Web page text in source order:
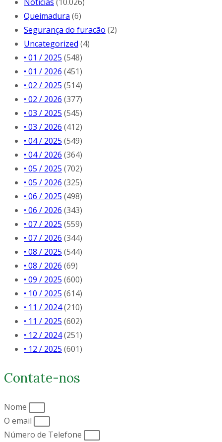
Queimadura (6)
Segurança do furacão (2)
Uncategorized (4)
• 01 / 2025 (548)
• 01 / 2026 (451)
• 02 / 2025 (514)
• 02 / 2026 (377)
• 03 / 2025 (545)
• 03 / 2026 (412)
• 04 / 2025 (549)
• 04 / 2026 (364)
• 05 / 2025 (702)
• 05 / 2026 (325)
• 06 / 2025 (498)
• 06 / 2026 (343)
• 07 / 2025 (559)
• 07 / 2026 (344)
• 08 / 2025 (544)
• 08 / 2026 (69)
• 09 / 2025 (600)
• 10 / 2025 (614)
• 11 / 2024(210)
• 11 / 2025 (602)
• 12 / 2024(251)
• 12 / 2025 (601)
Contate-nos
Nome
O email
Número de Telefone